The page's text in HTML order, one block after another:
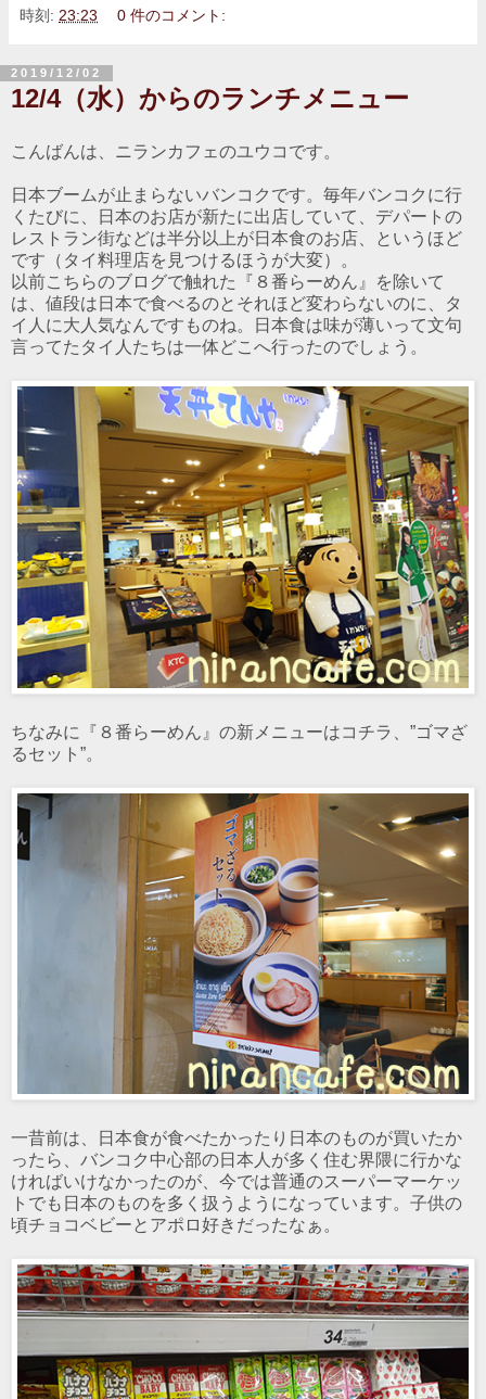
時刻: 23:23 0 件のコメント:
2019/12/02
12/4（水）からのランチメニュー
こんばんは、ニランカフェのユウコです。
日本ブームが止まらないバンコクです。毎年バンコクに行
くたびに、日本のお店が新たに出店していて、デパートの
レストラン街などは半分以上が日本食のお店、というほど
です（タイ料理店を見つけるほうが大変）。
以前こちらのブログで触れた『８番らーめん』を除いて
は、値段は日本で食べるのとそれほど変わらないのに、タ
イ人に大人気なんですものね。日本食は味が薄いって文句
言ってたタイ人たちは一体どこへ行ったのでしょう。
ちなみに『８番らーめん』の新メニューはコチラ、”ゴマざ
るセット”。
一昔前は、日本食が食べたかったり日本のものが買いたか
ったら、バンコク中心部の日本人が多く住む界隈に行かな
ければいけなかったのが、今では普通のスーパーマーケッ
トでも日本のものを多く扱うようになっています。子供の
頃チョコベビーとアポロ好きだったなぁ。